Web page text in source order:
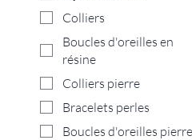
Colliers
Boucles d'oreilles en
résine
Colliers pierre
Bracelets perles
Boucles d'oreilles pierre